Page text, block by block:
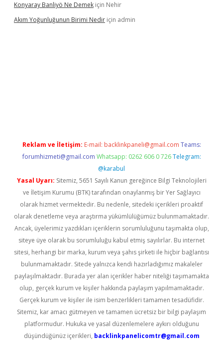
Konyaray Banliyö Ne Demek için Nehir
Akım Yoğunluğunun Birimi Nedir için admin
Reklam ve İletişim: E-mail: backlinkpaneli@gmail.com Teams:
forumhizmeti@gmail.com Whatsapp: 0262 606 0 726 Telegram:
@karabul
Yasal Uyarı: Sitemiz, 5651 Sayılı Kanun gereğince Bilgi Teknolojileri
ve İletişim Kurumu (BTK) tarafından onaylanmış bir Yer Sağlayıcı
olarak hizmet vermektedir. Bu nedenle, sitedeki içerikleri proaktif
olarak denetleme veya araştırma yükümlülüğümüz bulunmamaktadır.
Ancak, üyelerimiz yazdıkları içeriklerin sorumluluğunu taşımakta olup,
siteye üye olarak bu sorumluluğu kabul etmiş sayılırlar. Bu internet
sitesi, herhangi bir marka, kurum veya şahıs şirketi ile hiçbir bağlantısı
bulunmamaktadır. Sitede yalnızca kendi hazırladığımız makaleler
paylaşılmaktadır. Burada yer alan içerikler haber niteliği taşımamakta
olup, gerçek kurum ve kişiler hakkında paylaşım yapılmamaktadır.
Gerçek kurum ve kişiler ile isim benzerlikleri tamamen tesadüfidir.
Sitemiz, kar amacı gütmeyen ve tamamen ücretsiz bir bilgi paylaşım
platformudur. Hukuka ve yasal düzenlemelere aykırı olduğunu
düşündüğünüz içerikleri, backlinkpanelicomtr@gmail.com